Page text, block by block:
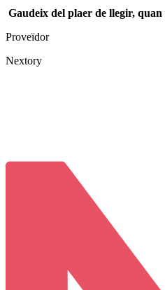
Gaudeix del plaer de llegir,
Proveïdor
Nextory